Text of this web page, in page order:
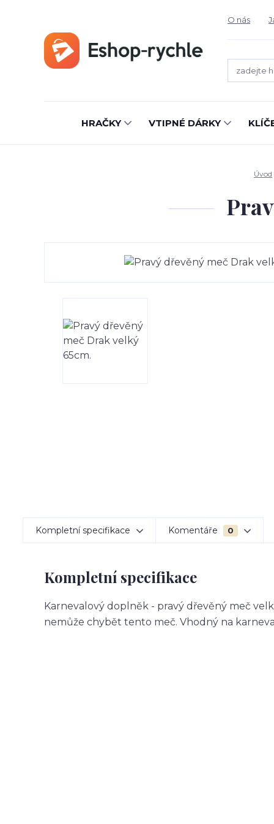
O nás
HRAČKY VTIPNÉ DÁRKY
Úvod
Kompletní specifikace Komentáře 0
Kompletní specifikace
Karnevalový doplněk - pravý dřevěný meč
nemůže chybět tento meč. Vhodný na